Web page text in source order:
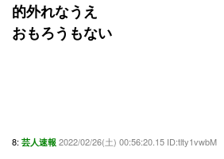
的外れなうえ
おもろうもない
8: 芸人速報 2022/02/26(土) 00:56:20.15 ID:tlty1vwbM